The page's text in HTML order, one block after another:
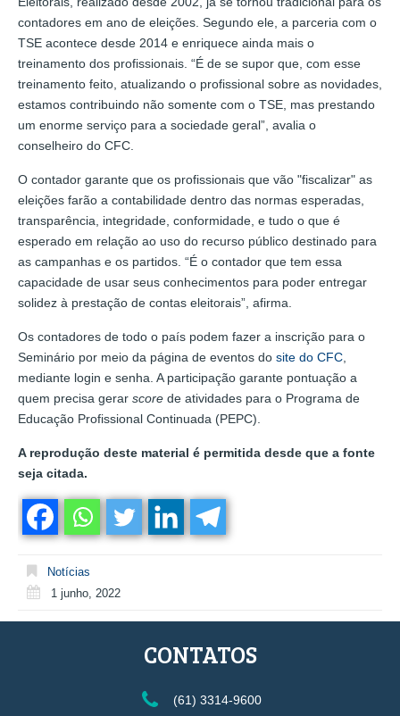
contadores em ano de eleições. Segundo ele, a parceria com o
TSE acontece desde 2014 e enriquece ainda mais o
treinamento dos profissionais. “É de se supor que, com esse
treinamento feito, atualizando o profissional sobre as novidades,
estamos contribuindo não somente com o TSE, mas prestando
um enorme serviço para a sociedade geral”, avalia o
conselheiro do CFC.
O contador garante que os profissionais que vão "fiscalizar" as
eleições farão a contabilidade dentro das normas esperadas,
transparência, integridade, conformidade, e tudo o que é
esperado em relação ao uso do recurso público destinado para
as campanhas e os partidos. “É o contador que tem essa
capacidade de usar seus conhecimentos para poder entregar
solidez à prestação de contas eleitorais”, afirma.
Os contadores de todo o país podem fazer a inscrição para o
Seminário por meio da página de eventos do site do CFC
mediante login e senha. A participação garante pontuação a
quem precisa gerar score de atividades para o Programa de
Educação Profissional Continuada (PEPC).
A reprodução deste material é permitida desde que a fonte
seja citada.
Notícias
1 junho, 2022
CONTATOS
(61) 3314-9600